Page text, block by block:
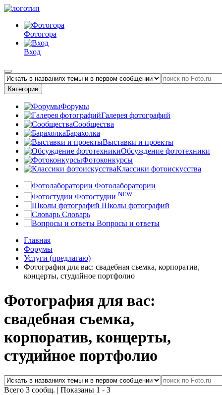
Фотогора
Вход
Категории
Форумы
Галерея фотографий
Сообщества
Барахолка
Выставки и проекты
Обсуждение фототехники
Фотоконкурсы
Классики фотоискусства
Фотолаборатории
Фотостудии NEW
Школы фотографий
Словарь
Вопросы и ответы
Главная
Форумы
Услуги (предлагаю)
Фотография для вас: свадебная съемка, корпоратив,
концерты, студийное портфолио
Фотография для вас:
свадебная съемка,
корпоратив, концерты,
студийное портфолио
Всего 3 сообщ. | Показаны 1 - 3